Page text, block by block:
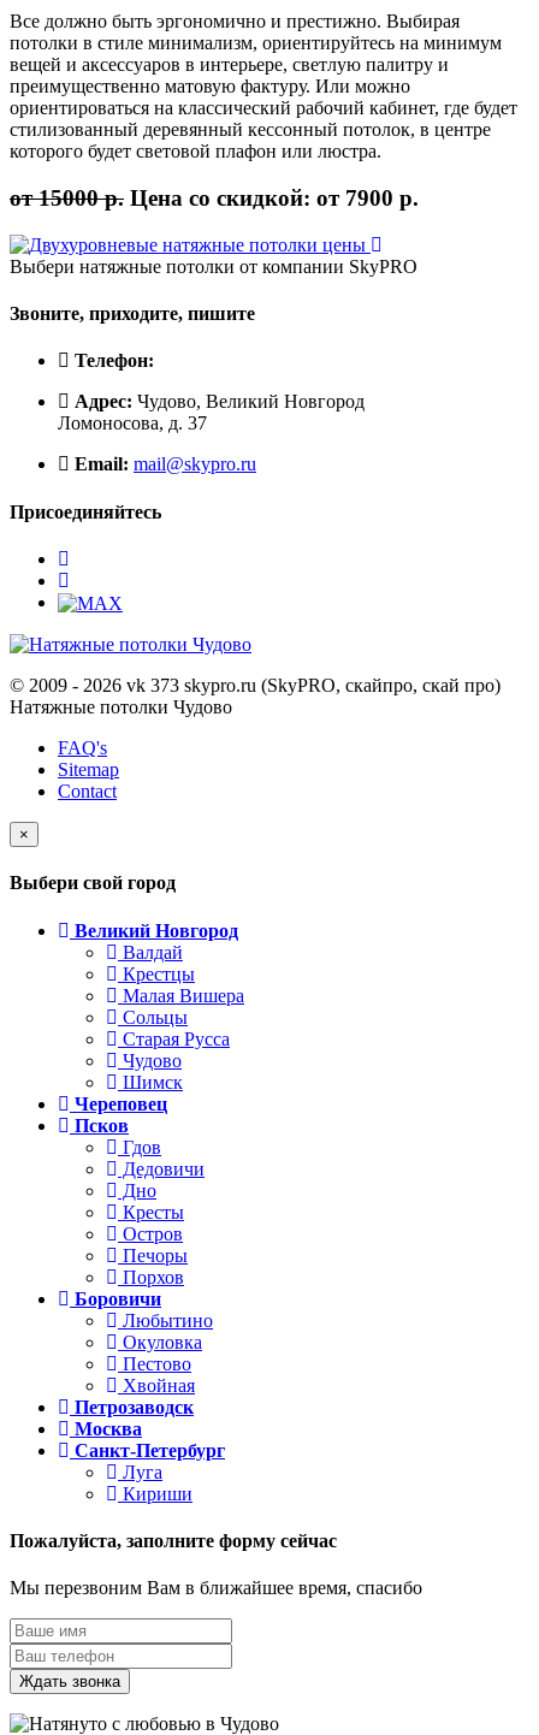
Все должно быть эргономично и престижно. Выбирая
потолки в стиле минимализм, ориентируйтесь на минимум
вещей и аксессуаров в интерьере, светлую палитру и
преимущественно матовую фактуру. Или можно
ориентироваться на классический рабочий кабинет, где будет
стилизованный деревянный кессонный потолок, в центре
которого будет световой плафон или люстра.
от 15000 р. Цена со скидкой: от 7900 р.
Выбери натяжные потолки от компании SkyPRO
Звоните, приходите, пишите
Телефон:
Адрес: Чудово, Великий Новгород
Ломоносова, д. 37
Email: mail@skypro.ru
Присоединяйтесь
© 2009 - 2026 vk 373 skypro.ru (SkyPRO, скайпро, скай про)
Натяжные потолки Чудово
FAQ's
Sitemap
Contact
×
Выбери свой город
Великий Новгород
Валдай
Крестцы
Малая Вишера
Сольцы
Старая Русса
Чудово
Шимск
Череповец
Псков
Гдов
Дедовичи
Дно
Кресты
Остров
Печоры
Порхов
Боровичи
Любытино
Окуловка
Пестово
Хвойная
Петрозаводск
Москва
Санкт-Петербург
Луга
Кириши
Пожалуйста, заполните форму сейчас
Мы перезвоним Вам в ближайшее время, спасибо